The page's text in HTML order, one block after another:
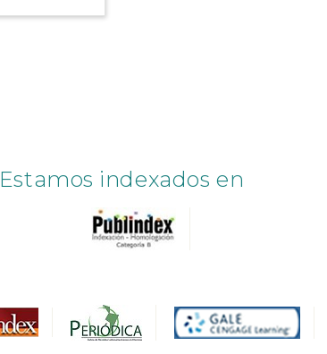
Estamos indexados en